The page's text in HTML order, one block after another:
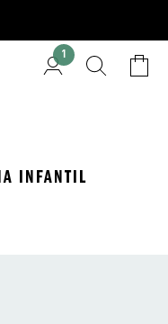
1
INFANTIL